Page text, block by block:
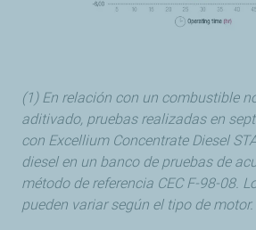
(1) En relación con un combustible
aditivado, pruebas realizadas en
con Excellium Concentrate Diesel
diesel en un banco de pruebas de
método de referencia CEC F-98-08.
pueden variar según el tipo de motor.